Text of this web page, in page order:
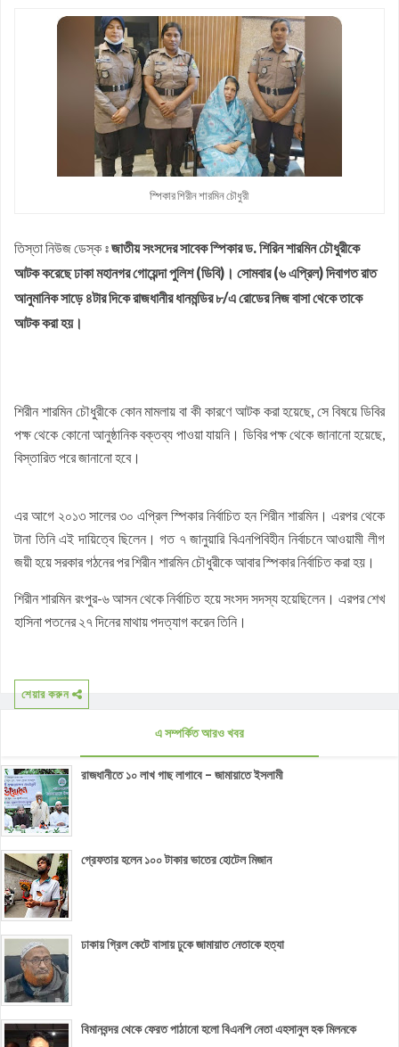
অনুষ্ঠিত
রাস্তার সংস্কার কাজ উদ্বোধনের নামফলক উধাও
জলঢাকায় রিপোর্টার্স ইউনিটির অফিস উদ্বোধন
‘ফ্যামিলি কার্ডের নিয়োগ পরীক্ষায় একজন জামায়াতের প্রার্থী থাকলেও হাত-পা
ভেঙে দেওয়া হবে
আগস্ট মাসের জন্য জ্বালানি তেলের দাম নির্ধারণ করলো সরকার
জলঢাকায় নিষিদ্ধ স্কাফ সিরাপসহ তিনজন গ্রেফতার
গ্রেফতার হলেন ১০০ টাকার ভাতের হোটেল মিজান
স্পিকার শিরীন শারমিন চৌধুরী
তিস্তা নিউজ ডেস্ক ঃজাতীয় সংসদের সাবেক স্পিকার ড. শিরিন শারমিন চৌধুরীকে
আটক করেছে ঢাকা মহানগর গোয়েন্দা পুলিশ (ডিবি)। সোমবার (৬ এপ্রিল) দিবাগত রাত
আনুমানিক সাড়ে ৪টার দিকে রাজধানীর ধানমন্ডির ৮/এ রোডের নিজ বাসা থেকে তাকে
আটক করা হয়।
শিরীন শারমিন চৌধুরীকে কোন মামলায় বা কী কারণে আটক করা হয়েছে, সে বিষয়ে ডিবির
পক্ষ থেকে কোনো আনুষ্ঠানিক বক্তব্য পাওয়া যায়নি। ডিবির পক্ষ থেকে জানানো হয়েছে,
বিস্তারিত পরে জানানো হবে।
এর আগে ২০১৩ সালের ৩০ এপ্রিল স্পিকার নির্বাচিত হন শিরীন শারমিন। এরপর থেকে
টানা তিনি এই দায়িত্বে ছিলেন। গত ৭ জানুয়ারি বিএনপিবিহীন নির্বাচনে আওয়ামী লীগ
জয়ী হয়ে সরকার গঠনের পর শিরীন শারমিন চৌধুরীকে আবার স্পিকার নির্বাচিত করা হয়।
শিরীন শারমিন রংপুর-৬ আসন থেকে নির্বাচিত হয়ে সংসদ সদস্য হয়েছিলেন। এরপর শেখ
হাসিনা পতনের ২৭ দিনের মাথায় পদত্যাগ করেন তিনি।
শেয়ার করুন
এ সম্পর্কিত আরও খবর
রাজধানীতে ১০ লাখ গাছ লাগাবে - জামায়াতে ইসলামী
গ্রেফতার হলেন ১০০ টাকার ভাতের হোটেল মিজান
ঢাকায় গ্রিল কেটে বাসায় ঢুকে জামায়াত নেতাকে হত্যা
বিমানবন্দর থেকে ফেরত পাঠানো হলো বিএনপি নেতা এহসানুল হক মিলনকে